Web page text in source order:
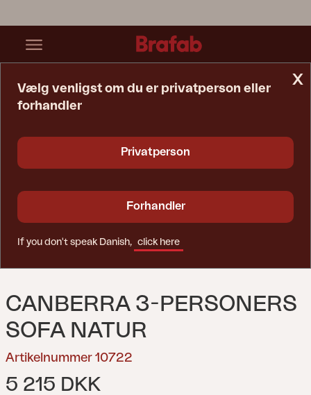
CANBERRA 3-PERSONERS
SOFA NATUR
Artikelnummer 10722
5 215 DKK
x
Vælg venligst om du er privatperson eller
forhandler
Privatperson
Forhandler
If you don't speak Danish, click here